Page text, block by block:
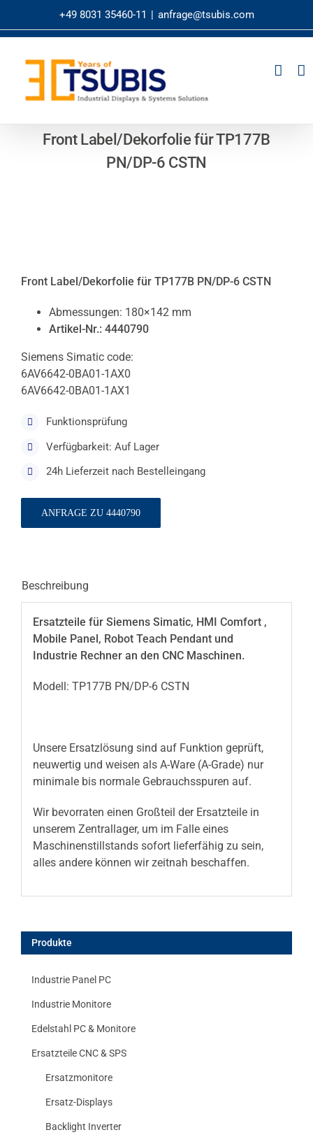
springen
+49 8031 35460-11 | anfrage@tsubis.com
Front Label/Dekorfolie für TP177B
PN/DP-6 CSTN
Front Label/Dekorfolie für TP177B PN/DP-6 CSTN
Abmessungen: 180×142 mm
Artikel-Nr.: 4440790
Siemens Simatic code:
6AV6642-0BA01-1AX0
6AV6642-0BA01-1AX1
Funktionsprüfung
Verfügbarkeit: Auf Lager
24h Lieferzeit nach Bestelleingang
ANFRAGE ZU 4440790
Beschreibung
Ersatzteile für Siemens Simatic, HMI Comfort ,
Mobile Panel, Robot Teach Pendant und
Industrie Rechner an den CNC Maschinen.
Modell: TP177B PN/DP-6 CSTN
Unsere Ersatzlösung sind auf Funktion geprüft,
neuwertig und weisen als A-Ware (A-Grade) nur
minimale bis normale Gebrauchsspuren auf.
Wir bevorraten einen Großteil der Ersatzteile in
unserem Zentrallager, um im Falle eines
Maschinenstillstands sofort lieferfähig zu sein,
alles andere können wir zeitnah beschaffen.
Produkte
Industrie Panel PC
Industrie Monitore
Edelstahl PC & Monitore
Ersatzteile CNC & SPS
Ersatzmonitore
Ersatz-Displays
Backlight Inverter